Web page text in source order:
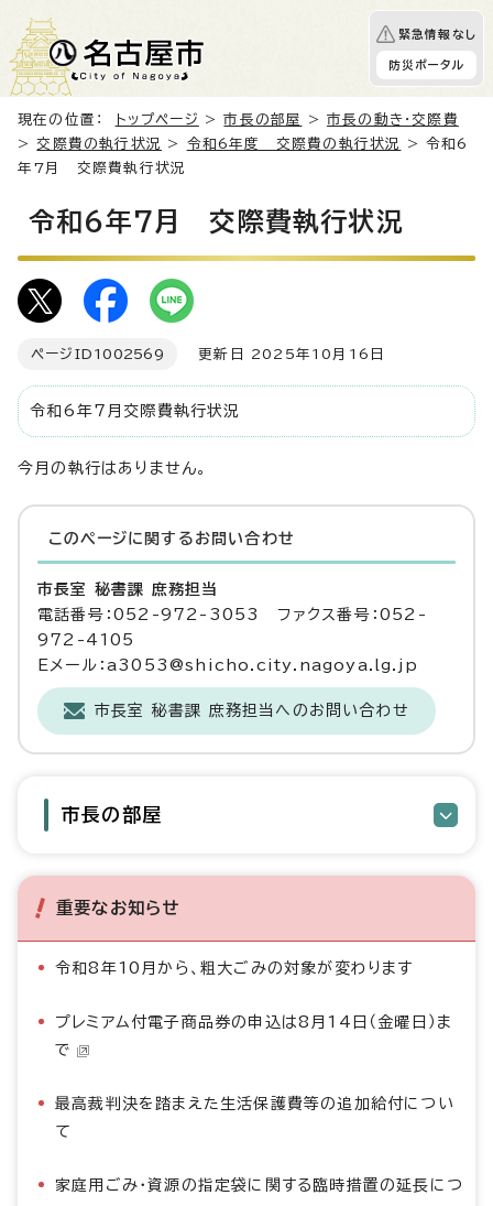
緊急情報なし
防災ポータル
現在の位置： トップページ >市長の部屋 >市長の動き・交際費
>交際費の執行状況 > 令和6年度 交際費の執行状況
> 令和6
年7月 交際費執行状況
令和6年7月 交際費執行状況
ページID 1002569 更新日 2025年10月16日
令和6年7月交際費執行状況
今月の執行はありません。
このページに関する お問い合わせ
市長室 秘書課 庶務担当
電話番号：052-972-3053 ファクス番号：052-
972-4105
Eメール：a3053@shicho.city.nagoya.lg.jp
市長室 秘書課 庶務担当へのお問い合わせ
市長の部屋
重要なお知らせ
令和8年10月から、粗大ごみの対象が変わります
プレミアム付電子商品券の申込は8月14日（金曜日）ま
で
最高裁判決を踏まえた生活保護費等の追加給付につい
て
家庭用ごみ・資源の指定袋に関する臨時措置の延長につ